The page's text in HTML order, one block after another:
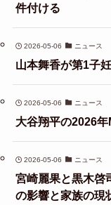
件付ける
2026-05-06 ニュース
山本舞香が第1子
2026-05-06 ニュース
大谷翔平の2026
2026-05-06 ニュース
宮崎麗果と黒木啓
の影響と家族の現